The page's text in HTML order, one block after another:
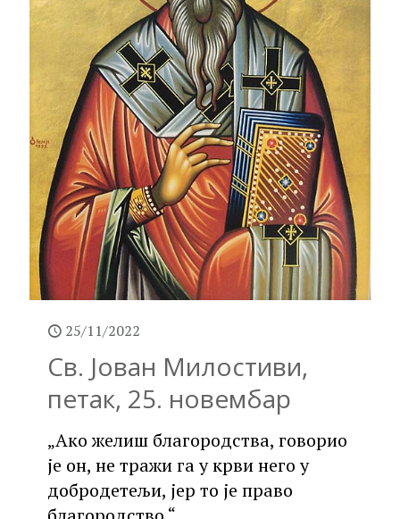
25/11/2022
Св. Јован Милостиви,
петак, 25. новембар
„Ако желиш благородства, говорио
је он, не тражи га у крви него у
добродетељи, јер то је право